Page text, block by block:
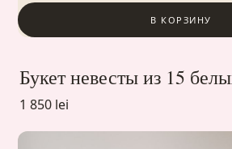
В КОРЗИНУ
Букет невесты из 15
1 850 lei